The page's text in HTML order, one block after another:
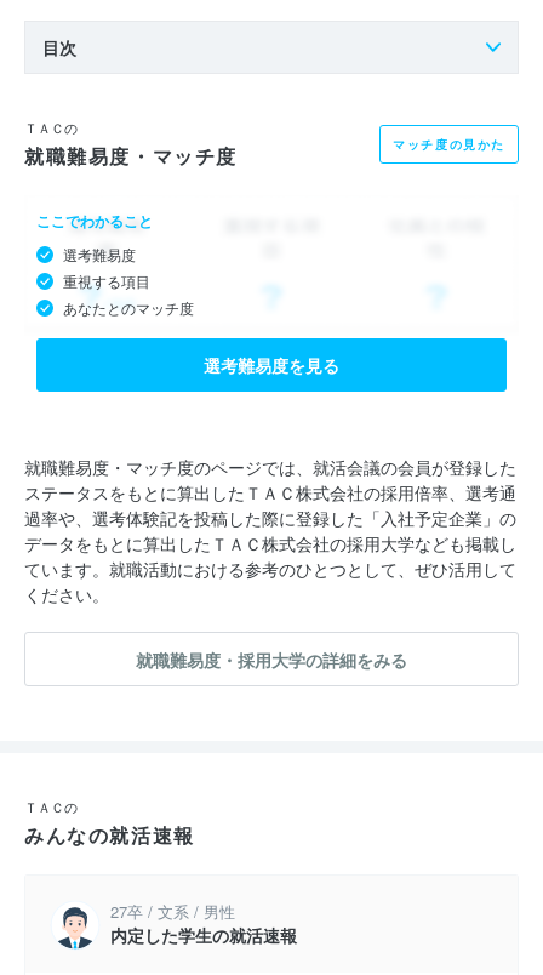
目次
ＴＡＣの
就職難易度・マッチ度 マッチ度の見かた
ここでわかること
選考難易度
重視する項目
あなたとのマッチ度
選考難易度を見る
就職難易度・マッチ度のページでは、就活会議の会員が登録した
ステータスをもとに算出したＴＡＣ株式会社の採用倍率、選考通
過率や、選考体験記を投稿した際に登録した「入社予定企業」の
データをもとに算出したＴＡＣ株式会社の採用大学なども掲載し
ています。就職活動における参考のひとつとして、ぜひ活用して
ください。
就職難易度・採用大学の詳細をみる
ＴＡＣの
みんなの就活速報
27卒 / 文系 / 男性
内定した学生の就活速報